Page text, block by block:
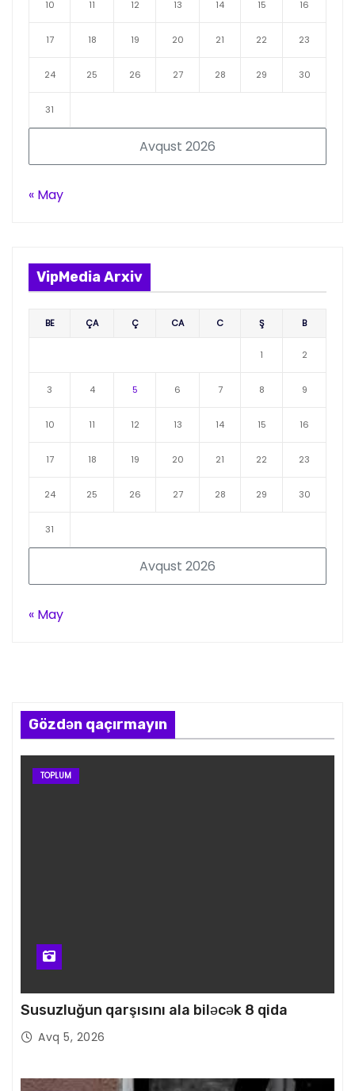
Avqust 2026
10 11 12 13 14 15 16
17 18 19 20 21 22 23
24 25 26 27 28 29 30
31
« May
VipMedia Arxiv
Avqust 2026
BE ÇA Ç CA C Ş B
1 2
3 4 5 6 7 8 9
10 11 12 13 14 15 16
17 18 19 20 21 22 23
24 25 26 27 28 29 30
31
« May
Gözdən qaçırmayın
TOPLUM
Susuzluğun qarşısını ala biləcək 8 qida
Avq 5, 2026